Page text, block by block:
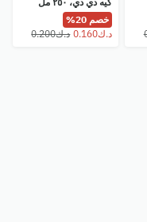
خصم 20%
⁦د.ك0.200⁩